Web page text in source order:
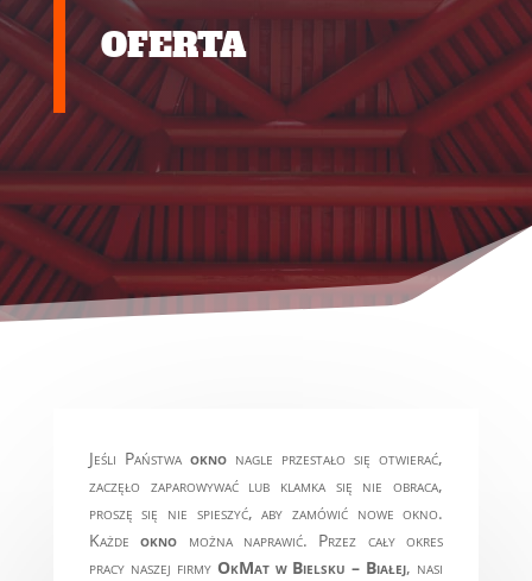
oferta
Jeśli Państwa oknonagle przestało się otwierać,
zaczęło zaparowywać lub klamka się nie obraca,
proszę się nie spieszyć, aby zamówić nowe okno.
Każdeokno można naprawić. Przez cały okres
pracy naszej firmy OkMat w Bielsku – Białej, nasi